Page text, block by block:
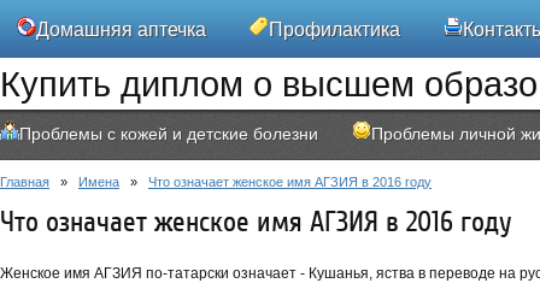
Домашняя аптечка Профилактика
Купить диплом о высшем
Проблемы с кожей и детские болезни Проблемы личной
Главная » Имена » Что означает женское имя АГЗИЯ в 2016 году
Что означает женское имя АГЗИЯ в 2016 году
Женское имя АГЗИЯ по-татарски означает - Кушанья, яства в переводе на